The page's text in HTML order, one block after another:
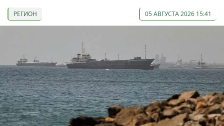
РЕГИОН 05 АВГУСТА 2026 15:41